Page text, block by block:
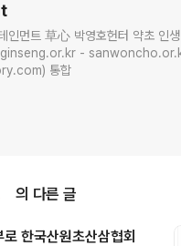
인먼트 草心 박영호헌터 약초 인생
- sanwoncho.or.kr
통합
의 다른 글
한국산원초산삼협회